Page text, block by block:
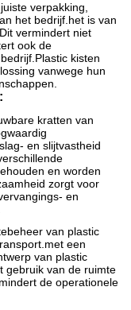
verpakking,
het bedrijf.het is van
vermindert niet
ook de
kisten
vanwege hun
kratten van
en slijtvastheid
en worden
zorgt voor
en
van plastic
een
van plastic
gebruik van de ruimte
de operationele